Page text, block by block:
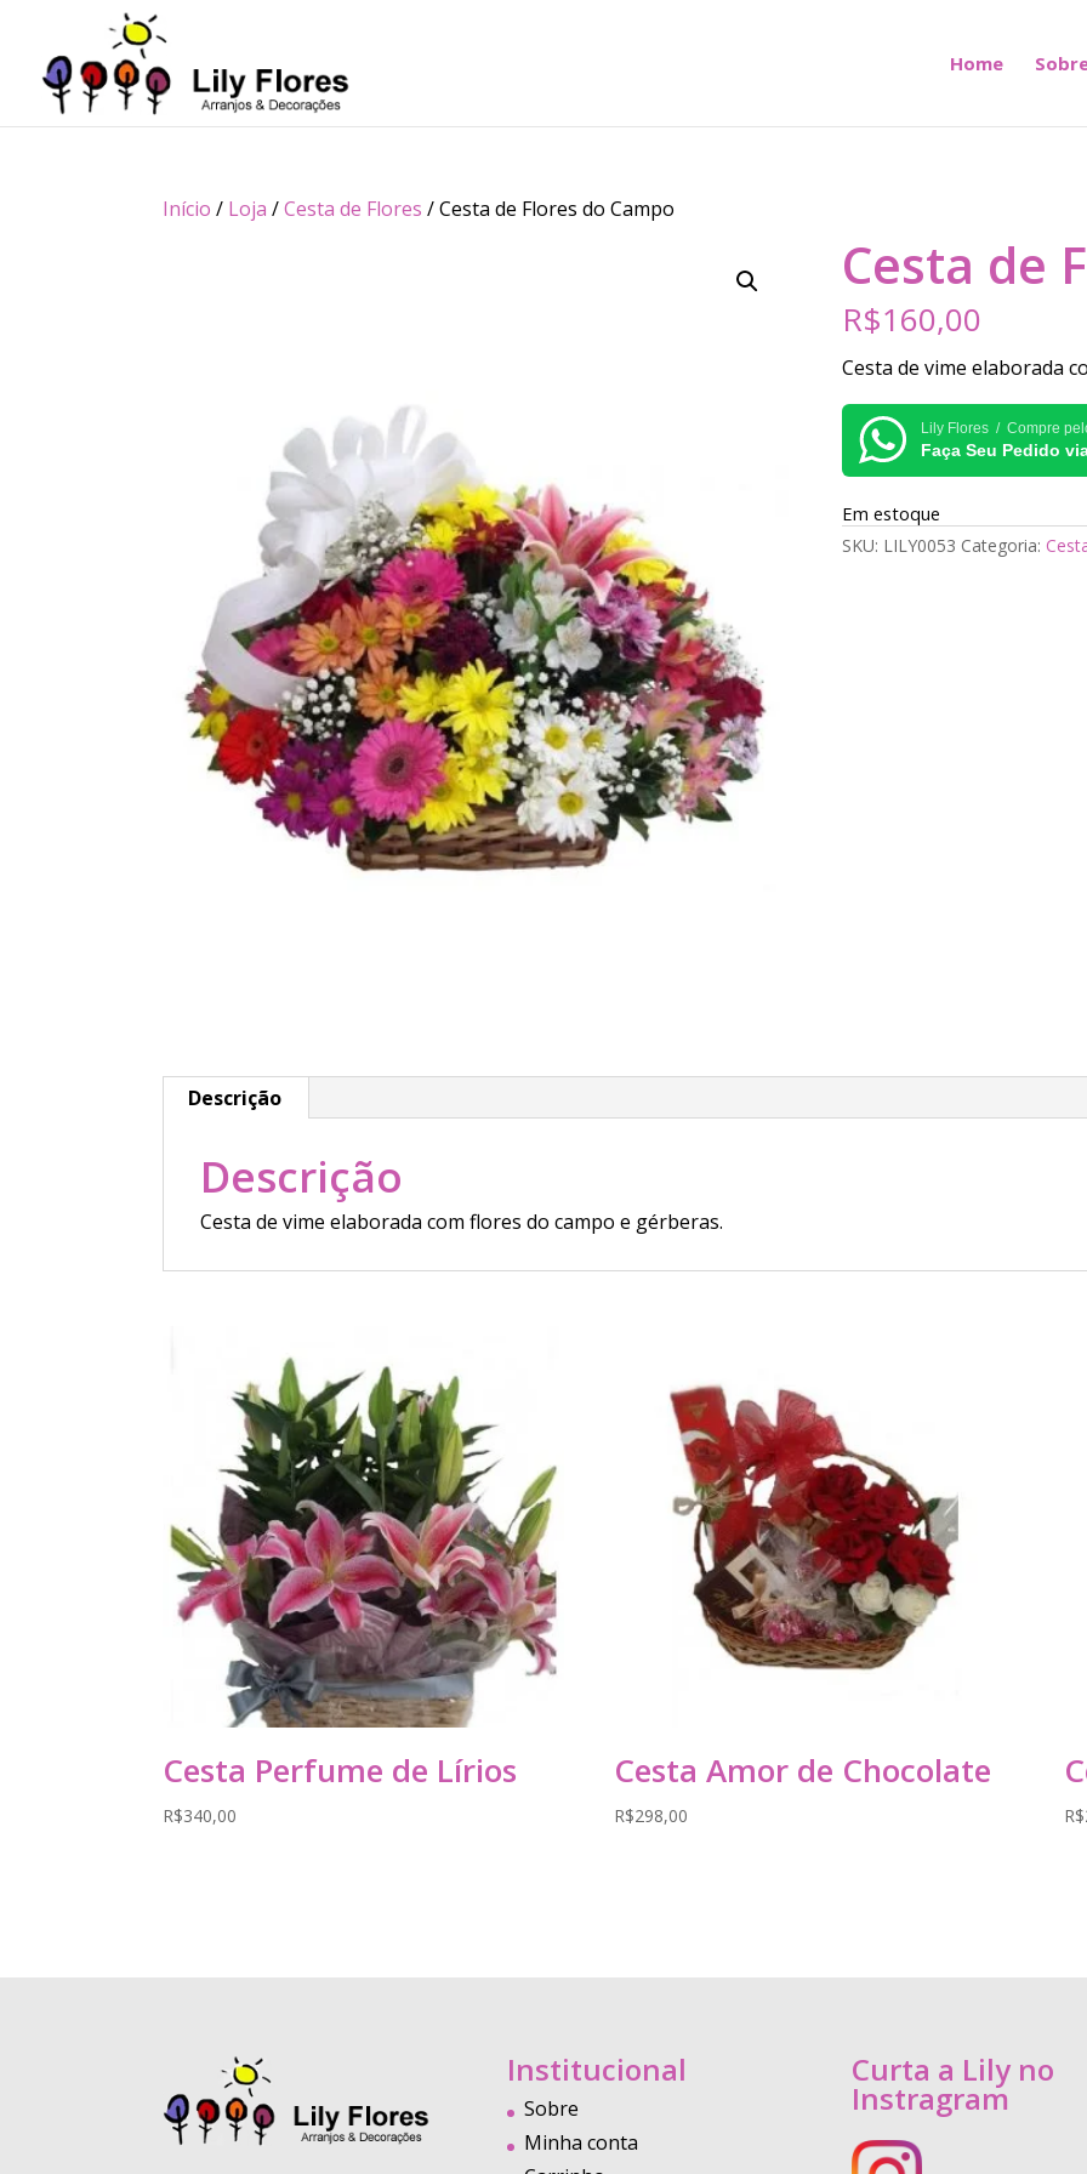
Home
Início / Loja /Cesta de Flores / Cesta de Flores do Campo
Cesta de
R$160,00
Cesta de vime elaborada
Lily Flores / Compre
Faça Seu Pedido
Em estoque
SKU: LILY0053 Categoria:
Descrição
Descrição
Cesta de vime elaborada com flores do campo e gérberas.
Cesta Perfume de Lírios
R$340,00
Cesta Amor de Chocolate
R$298,00 R$
Institucional
Sobre
Minha conta
Curta a Lily no
Instragram